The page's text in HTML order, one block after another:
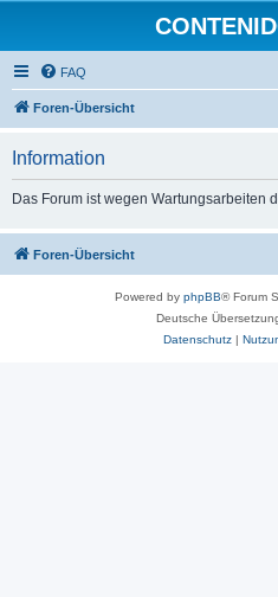
FAQ
Foren-Übersicht
Information
Das Forum ist wegen Wartungsarbeiten
Foren-Übersicht
Powered by phpBB® Forum
Deutsche
Datenschutz|